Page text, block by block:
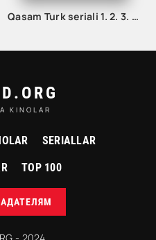
Qasam Turk seriali 1. 2. 3. 99. 100. 101. 102. 103. 104. 105. 200. 300. 400. 500 Qism Uzbek tilida Barcha qismlar
KINOLAR
SERIALLAR
TOP 100